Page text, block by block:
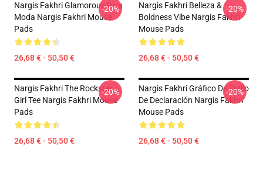
Nargis Fakhri Glamorous Diva
Moda Nargis Fakhri Mouse
Pads
26,68 € - 50,50 €
-20%
Nargis Fakhri Belleza &
Boldness Vibe Nargis Fakhri
Mouse Pads
26,68 € - 50,50 €
-20%
Nargis Fakhri The Rockstar
Girl Tee Nargis Fakhri Mouse
Pads
26,68 € - 50,50 €
-20%
Nargis Fakhri Gráfico De Estilo
De Declaración Nargis Fakhri
Mouse Pads
26,68 € - 50,50 €
-20%